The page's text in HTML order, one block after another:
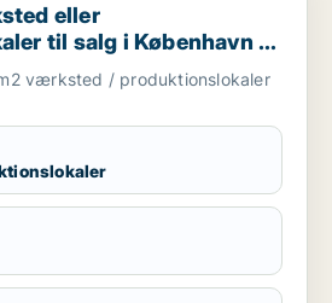
eller
til salg i København K,
m.fl.
værksted / produktionslokaler